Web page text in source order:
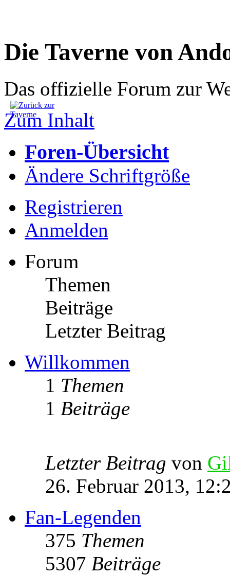
Die Taverne von
Das offizielle Forum zur
Zum Inhalt
Foren-Übersicht
Ändere Schriftgröße
Registrieren
Anmelden
Forum
Themen
Beiträge
Letzter Beitrag
Willkommen
1 Themen
1 Beiträge
Letzter Beitrag von
26. Februar 2013,
Fan-Legenden
375 Themen
5307 Beiträge